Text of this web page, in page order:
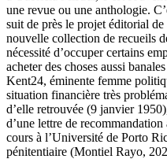
une revue ou une anthologie.
suit de près le projet éditorial
nouvelle collection de recueils
nécessité d’occuper certains
acheter des choses aussi
Kent24, éminente femme
situation financière très
d’elle retrouvée (9 janvier
d’une lettre de
cours à l’Université de Porto
pénitentiaire (Montiel Rayo,